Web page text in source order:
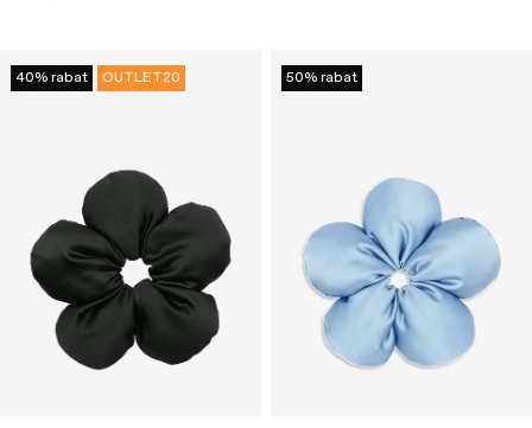
40% rabat OUTLET20 50% rabat